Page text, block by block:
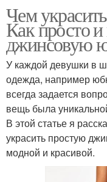
Чем
Как просто и
джинсовую
У каждой девушки в
одежда, например
всегда задается
вещь была
В этой статье я
украсить простую
модной и красивой.